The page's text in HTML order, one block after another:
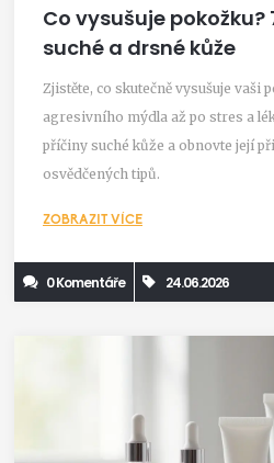
Co vysušuje
suché a drsné kůže
Zjistěte, co skutečně vysušuje vaši
agresivního mýdla až po stres a
příčiny suché kůže a obnovte její
osvědčených tipů.
ZOBRAZIT VÍCE
0 Komentáře 24.06.2026